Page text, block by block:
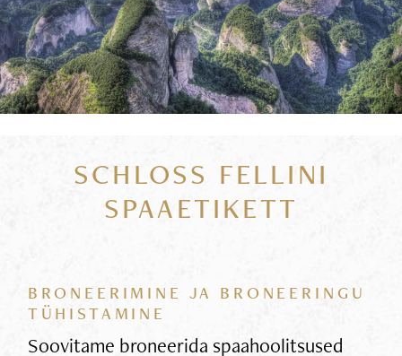
SCHLOSS FELLINI
SPAAETIKETT
BRONEERIMINE JA BRONEERINGU
TÜHISTAMINE
Soovitame broneerida spaahoolitsused